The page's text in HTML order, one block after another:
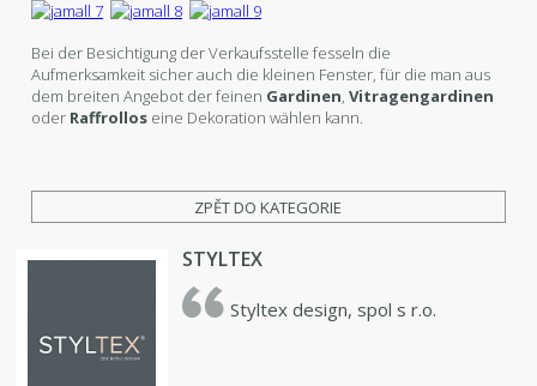
Bei der Besichtigung der Verkaufsstelle fesseln die
Aufmerksamkeit sicher auch die kleinen Fenster, für die man aus
dem breiten Angebot der feinen Gardinen,Vitragengardinen
oder Raffrollos eine Dekoration wählen kann.
ZPĚT DO KATEGORIE
STYLTEX
Styltex design, spol s r.o.